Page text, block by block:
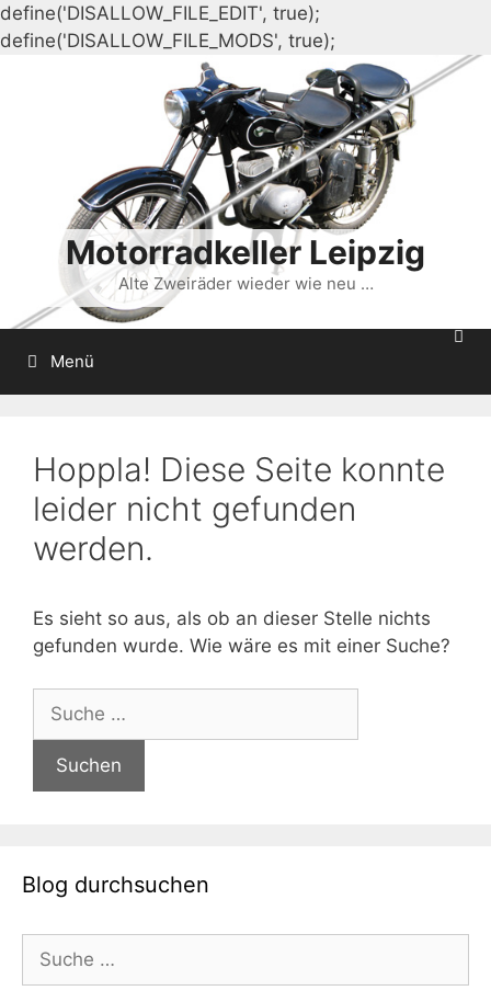
define('DISALLOW_FILE_EDIT', true);
define('DISALLOW_FILE_MODS', true);
Inhalt
springen
Motorradkeller Leipzig
Alte Zweiräder wieder wie neu …
Menü
Hoppla! Diese Seite konnte
leider nicht gefunden
werden.
Es sieht so aus, als ob an dieser Stelle nichts
gefunden wurde. Wie wäre es mit einer Suche?
nach:
Blog durchsuchen
nach: